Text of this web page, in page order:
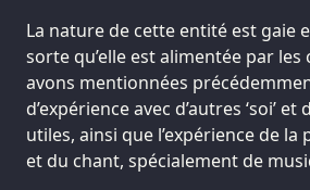
La nature de cette entité est gaie
sorte qu’elle est alimentée par les
avons mentionnées
d’expérience avec d’autres ‘soi’
utiles, ainsi que l’expérience de
et du chant, spécialement de